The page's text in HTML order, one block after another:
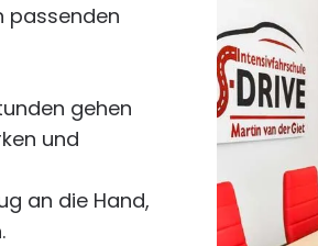
passenden
gehen
und
an die Hand,